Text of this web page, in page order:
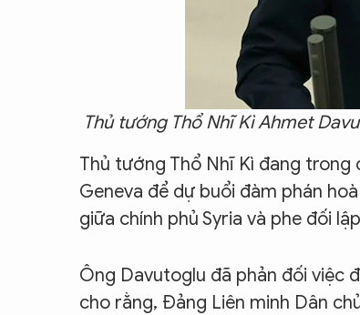
Thủ tướng Thổ Nhĩ Kì Ahmet
Thủ tướng Thổ Nhĩ Kì đang
Geneva để dự buổi đàm phán
giữa chính phủ Syria và phe đối
Ông Davutoglu đã phản đối việc
cho rằng, Đảng Liên minh Dân